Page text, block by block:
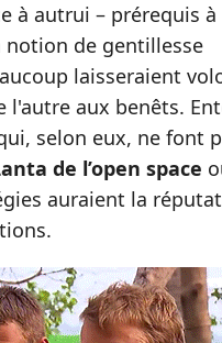
à autrui – prérequis à
notion de gentillesse
laisseraient
l'autre aux benêts.
selon eux, ne font
de l’open space
auraient la